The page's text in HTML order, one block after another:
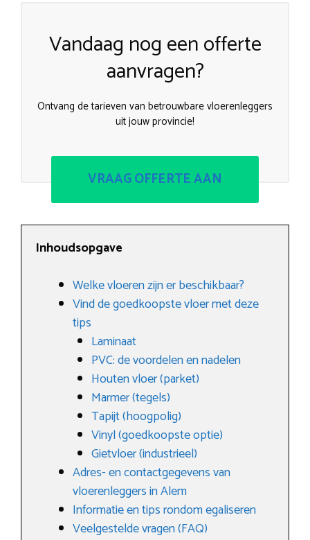
Vandaag nog een offerte
aanvragen?
Ontvang de tarieven van betrouwbare vloerenleggers
uit jouw provincie!
VRAAG OFFERTE AAN
Inhoudsopgave
Welke vloeren zijn er beschikbaar?
Vind de goedkoopste vloer met deze
tips
Laminaat
PVC: de voordelen en nadelen
Houten vloer (parket)
Marmer (tegels)
Tapijt (hoogpolig)
Vinyl (goedkoopste optie)
Gietvloer (industrieel)
Adres- en contactgegevens van
vloerenleggers in Alem
Informatie en tips rondom egaliseren
Veelgestelde vragen (FAQ)